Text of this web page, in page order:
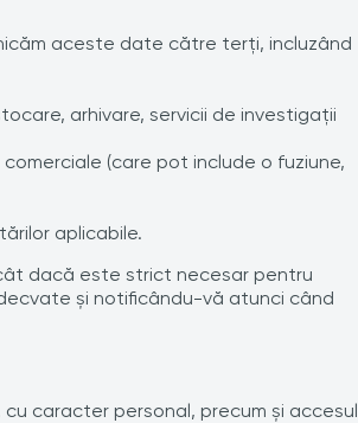
aceste date către terţi, incluzând
arhivare, servicii de investigaţii
(care pot include o fuziune,
aplicabile.
dacă este strict necesar pentru
şi notificându-vă atunci când
caracter personal, precum şi accesul